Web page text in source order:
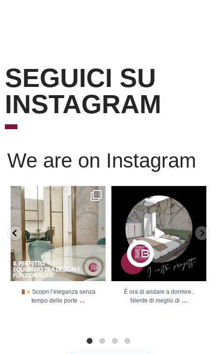
SEGUICI SU
INSTAGRAM
We are on Instagram
Scopri l’eleganza senza
tempo delle porte
Scopri l’eleganza senza
tempo delle porte ...
È ora di andare a dormire..
Niente di meglio di
È ora di andare a dormire..
Niente di meglio di ...